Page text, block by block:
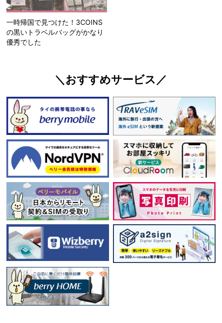
一時帰国で見つけた！3COINS
の黒いトラベルバッグがかなり
優秀でした
＼おすすめサービス／